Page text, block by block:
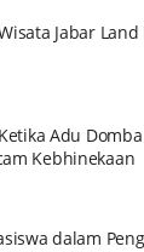
Jabar
Adu
Kebhinekaan
dalam